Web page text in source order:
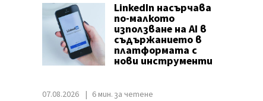
LinkedIn насърчава
по-малкото
използване на AI в
съдържанието в
платформата с
нови инструменти
07.08.2026 6 мин. за четене